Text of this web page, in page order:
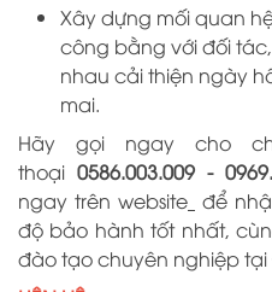
Xây dựng mối quan
công bằng với đối
nhau cải thiện ngày
mai.
Hãy gọi ngay cho
thoại 0586.003.009 - 0969.
ngay trên website để
độ bảo hành tốt nhất,
đào tạo chuyên nghiệp tại